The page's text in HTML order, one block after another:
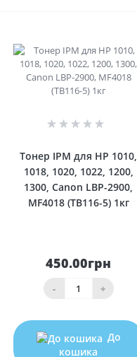
Тонер IPM для HP 1010,
1018, 1020, 1022, 1200,
1300, Canon LBP-2900,
MF4018 (TB116-5) 1кг
450.00грн
- +
До
кошика